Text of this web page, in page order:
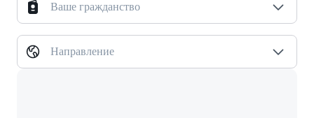
Ваше гражданство
Направление